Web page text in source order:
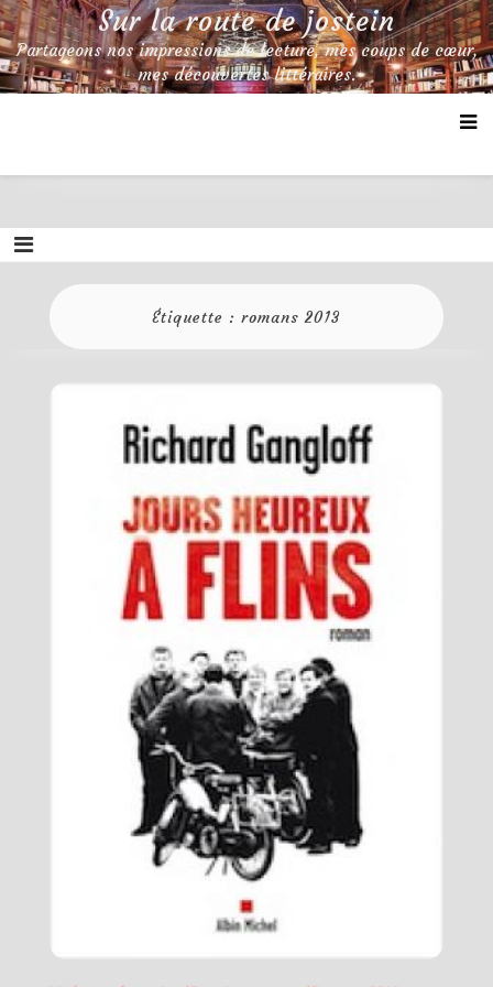
Skip
to
content
Sur la route de jostein
Partageons nos impressions de lecture, mes coups de cœur,
mes découvertes littéraires.
Étiquette :romans 2013